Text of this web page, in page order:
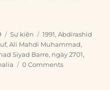
Nhà độc tài chạy trốn khỏi
Categories
Sự kiện Tags
1991,Abdirashid
,Ali Mahdi Muhammad,
Siyad Barre, ngày 2701,
0 Comments